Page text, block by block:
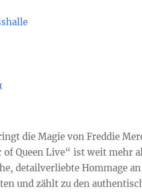
die Magie von Freddie
of Queen Live“ ist weit mehr
detailverliebte Hommage
und zählt zu den